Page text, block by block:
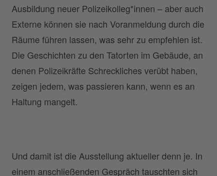
Ausbildung neuer Polizeikolleg*innen – aber auch
Externe können sie nach Voranmeldung durch die
Räume führen lassen, was sehr zu empfehlen ist.
Die Geschichten zu den Tatorten im Gebäude, an
denen Polizeikräfte Schreckliches verübt haben,
zeigen jedem, was passieren kann, wenn es an
Haltung mangelt.
Und damit ist die Ausstellung aktueller denn je. In
einem anschließenden Gespräch tauschten sich